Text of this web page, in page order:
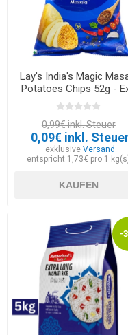
Lay's India's Magic
Potatoes Chips 52g -
30.05.2026
0,99€ inkl. Steuer
0,09€ inkl.
exklusiveVersand
entspricht 1,73€ pro 1
KAUFEN
-